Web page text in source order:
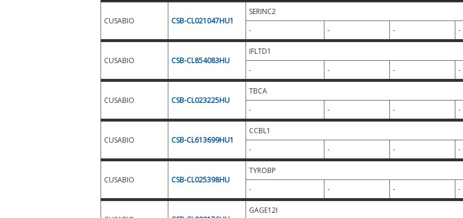
CUSABIO CSB-CL021047HU1
SERINC2
-
- - -
CUSABIO CSB-CL854083HU
IFLTD1
-
- - -
CUSABIO CSB-CL023225HU
TBCA
-
- - -
CUSABIO CSB-CL613699HU1
CCBL1
-
- - -
CUSABIO CSB-CL025398HU
TYROBP
-
- - -
GAGE12I